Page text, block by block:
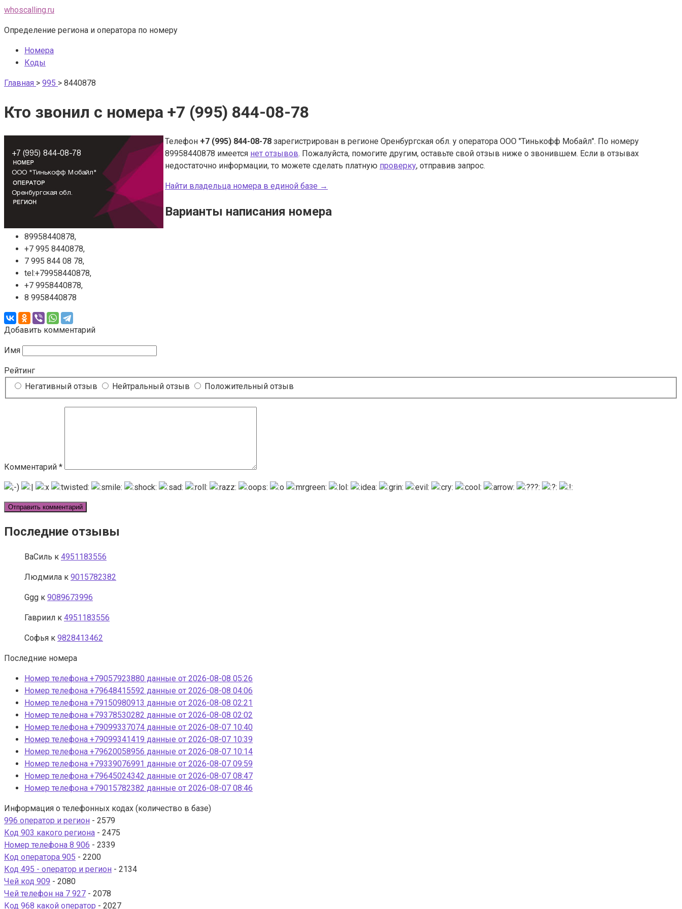
Перейти
контенту
whoscalling.ru
Определение региона и оператора по номеру
Номера
Коды
Главная > 995 > 8440878
Кто звонил с номера +7 (995) 844-08-78
Телефон +7 (995) 844-08-78 зарегистрирован в регионе Оренбургская обл. у оператора ООО "Тинькофф Мобайл". По номеру
89958440878 имеется нет отзывов. Пожалуйста, помогите другим, оставьте свой отзыв ниже о звонившем. Если в отзывах
недостаточно информации, то можете сделать платную проверку, отправив запрос.
Найти владельца номера в единой базе →
Варианты написания номера
89958440878,
+7 995 8440878,
7 995 844 08 78,
tel:+79958440878,
+7 9958440878,
8 9958440878
Добавить комментарий
Имя
Рейтинг
Негативный отзыв
Нейтральный отзыв Положительный отзыв
Комментарий *
Последние отзывы
ВаСиль к 4951183556
Людмила к 9015782382
Ggg к 9089673996
Гавриил к 4951183556
Софья к 9828413462
Последние номера
Номер телефона +79057923880 данные от 2026-08-08 05:26
Номер телефона +79648415592 данные от 2026-08-08 04:06
Номер телефона +79150980913 данные от 2026-08-08 02:21
Номер телефона +79378530282 данные от 2026-08-08 02:02
Номер телефона +79099337074 данные от 2026-08-07 10:40
Номер телефона +79099341419 данные от 2026-08-07 10:39
Номер телефона +79620058956 данные от 2026-08-07 10:14
Номер телефона +79339076991 данные от 2026-08-07 09:59
Номер телефона +79645024342 данные от 2026-08-07 08:47
Номер телефона +79015782382 данные от 2026-08-07 08:46
Информация о телефонных кодах (количество в базе)
996 оператор и регион - 2579
Код 903 какого региона - 2475
Номер телефона 8 906 - 2339
Код оператора 905 - 2200
Код 495 - оператор и регион - 2134
Чей код 909 - 2080
Чей телефон на 7 927 - 2078
Код 968 какой оператор - 2027